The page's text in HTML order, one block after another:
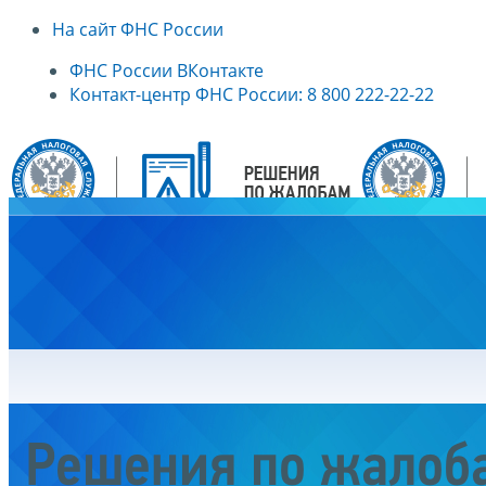
На сайт ФНС России
ФНС России ВКонтакте
Контакт-центр ФНС России: 8 800 222-22-22
Решения по